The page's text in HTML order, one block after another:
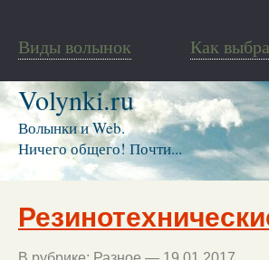
Виды волынок Как
Volynki.ru
Волынки и Web.
Ничего общего! Почти...